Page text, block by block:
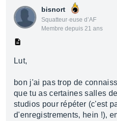
bisnort
Squatteur·euse d’AF
Membre depuis 21 ans
Lut,
bon j'ai pas trop de
que tu as certaines salles
studios pour répéter (c'est
d'enregistrements, hein !),